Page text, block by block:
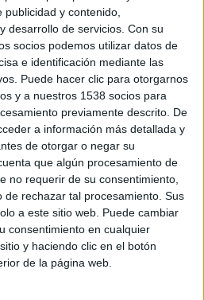
y contenido,
desarrollo de servicios. Con su
socios podemos utilizar datos de
e identificación mediante las
Puede hacer clic para otorgarnos
y a nuestros 1538 socios para
previamente descrito. De
a información más detallada y
de otorgar o negar su
que algún procesamiento de
no requerir de su consentimiento,
de rechazar tal procesamiento. Sus
a este sitio web. Puede cambiar
consentimiento en cualquier
y haciendo clic en el botón
de la página web.
del sector (consumidor, innovación,
en Facebook y Twitter, se nutre del
la red. Estos usuarios, a su vez, pueden
interese, recibir newsletters semanales con lo
tener acceso a descuentos exclusivos o
por MPG o Media Contacts.
IMPRIMIR
SHARE